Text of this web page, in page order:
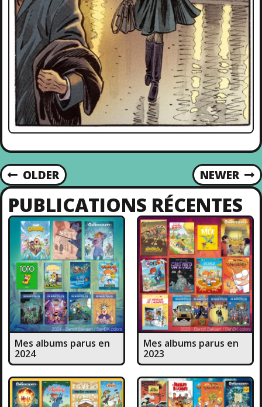
N
A
V
G
A
T
OLDER NEWER
PUBLICATIONS RÉCENTES
Mes albums parus en
2024
Mes albums parus en
2023